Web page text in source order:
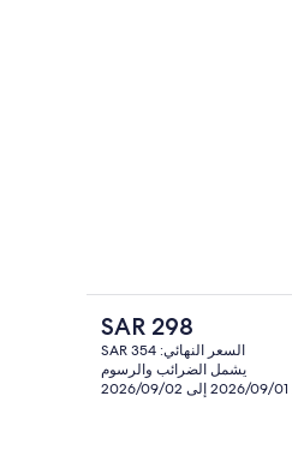
واي فاي مجانًا
السعر
الحالي
هو
SAR
SAR 298
السعر النهائي: SAR 354
يشمل الضرائب والرسوم